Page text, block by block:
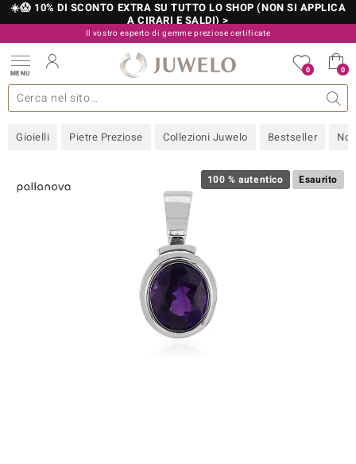
☀️😱 10% DI SCONTO EXTRA SU TUTTO LO SHOP (NON SI APPLICA
A CIRARI E SALDI) >
Il vostro esperto di gemme preziose certificate
800 986 787
MENU 0 0
Gioielli Pietre Preziose Collezioni Juwelo Bestseller
gioielli Design Metallo prezioso Misure anelli
più importanti Pietre preziose per colore Pietre preziose
Love
Informazioni generali Approfondimenti Consigli
Acquistare in diretta Juwelo
100 % autentico Esaurito